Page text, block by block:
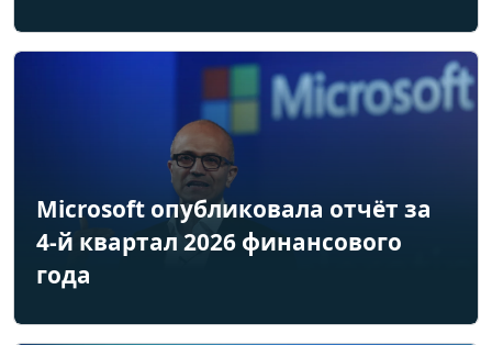
Microsoft опубликовала отчёт за
4-й квартал 2026 финансового
года